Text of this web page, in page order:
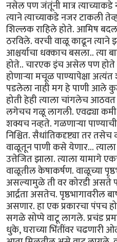
नसेल पण जंतूंनी मात्र
त्याने त्याच्याकडे नजर टाकली
शिल्लक राहिले होते. आमिष
ठरविले. वरची वाळू काढून
आश्चर्याचा धक्काच बसला.. त्या
होते.. चारएक इंच असेल पण होते
होणार्‍या मचूळ पाण्यापेक्षा
पडलेला नाही मग हे पाणी आले
होती हेही त्याला चांगलेच आठवत
लगेचच गळू लागली. एवढ्या
शक्यच नव्हते. गळणार्‍या
निश्चित. सैधांतिकदृष्ट्या तर
वाळूतून पाणी कसे येणार...
उत्तेजित झाला. त्याला यामागे
वाळूतील केषाकर्षण. वाळूच्या
असल्यामुळे ती वर कोरडी असते
आर्द्रता असतेच. पृष्ठभागावरील
असणार. हा एक प्रकारचा पंपच
सगळे सोप्पे वाटू लागले. प्रचंड
धुके, घराच्या भिंतींवर चढणारी